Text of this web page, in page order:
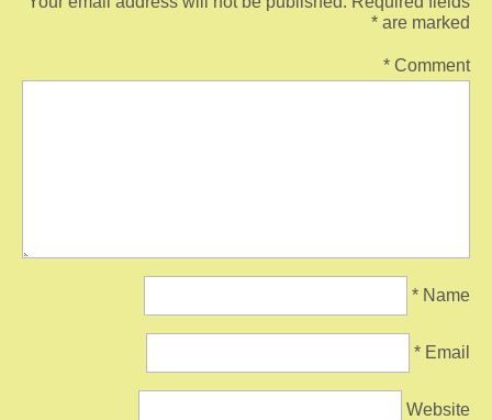
are marked
*
Comment
*
Name
*
Email
*
Website